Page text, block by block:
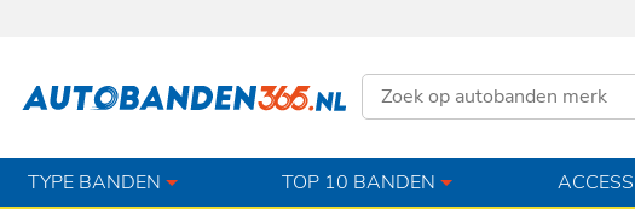
TYPE BANDEN TOP 10 BANDEN